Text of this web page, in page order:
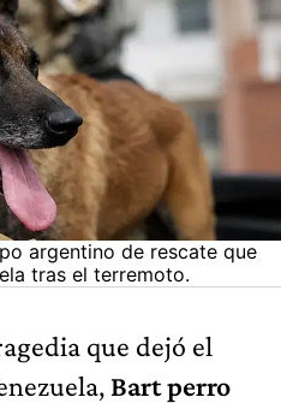
argentino de rescate que
tras el terremoto.
que dejó el
Bart perro